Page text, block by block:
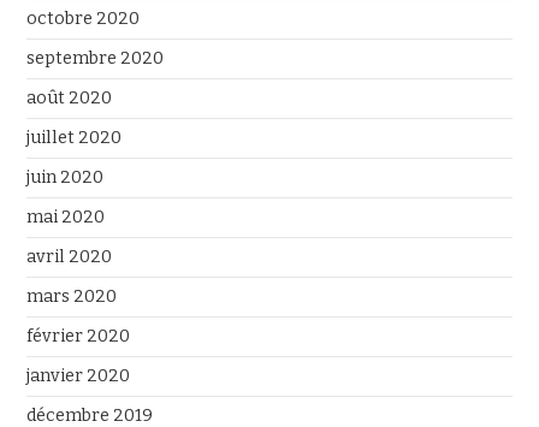
octobre 2020
septembre 2020
août 2020
juillet 2020
juin 2020
mai 2020
avril 2020
mars 2020
février 2020
janvier 2020
décembre 2019